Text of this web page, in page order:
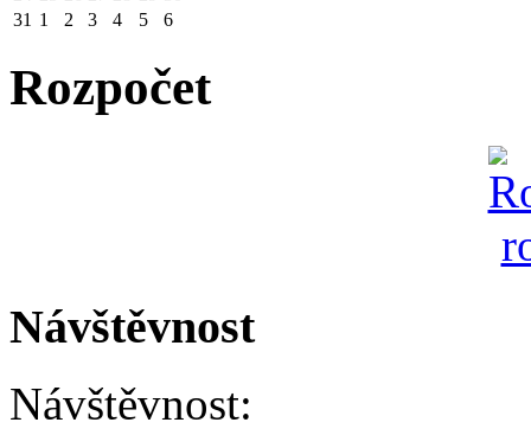
31 1 2 3 4 5 6
Rozpočet
Návštěvnost
Návštěvnost: